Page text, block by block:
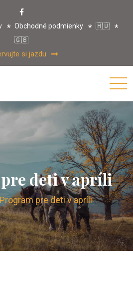
Obchodné podmienky
🇭🇺
🇬🇧
si jazdu
deti v apríli
Program pre deti v apríli